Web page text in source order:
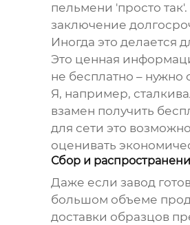
пельмени 'просто
заключение
Иногда это делается
Это ценная
не бесплатно – нужно
Я, например,
взамен получить
для сети это
оценивать
Сбор и
Даже если завод
большом объеме
доставки образцов